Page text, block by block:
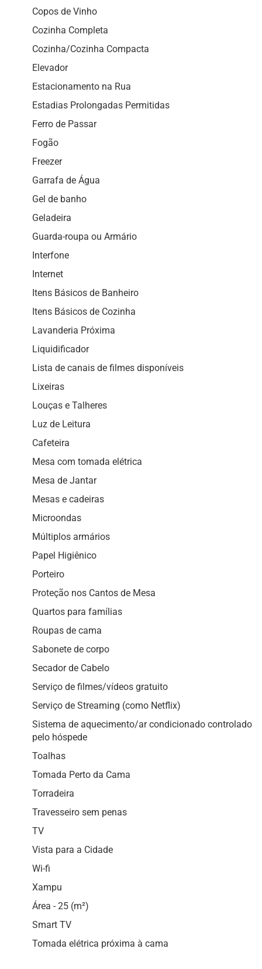
Copos de Vinho
Cozinha Completa
Cozinha/Cozinha Compacta
Elevador
Estacionamento na Rua
Estadias Prolongadas Permitidas
Ferro de Passar
Fogão
Freezer
Garrafa de Água
Gel de banho
Geladeira
Guarda-roupa ou Armário
Interfone
Internet
Itens Básicos de Banheiro
Itens Básicos de Cozinha
Lavanderia Próxima
Liquidificador
Lista de canais de filmes disponíveis
Lixeiras
Louças e Talheres
Luz de Leitura
Cafeteira
Mesa com tomada elétrica
Mesa de Jantar
Mesas e cadeiras
Microondas
Múltiplos armários
Papel Higiênico
Porteiro
Proteção nos Cantos de Mesa
Quartos para famílias
Roupas de cama
Sabonete de corpo
Secador de Cabelo
Serviço de filmes/vídeos gratuito
Serviço de Streaming (como Netflix)
Sistema de aquecimento/ar condicionado controlado
pelo hóspede
Toalhas
Tomada Perto da Cama
Torradeira
Travesseiro sem penas
TV
Vista para a Cidade
Wi-fi
Xampu
Área - 25 (m²)
Smart TV
Tomada elétrica próxima à cama